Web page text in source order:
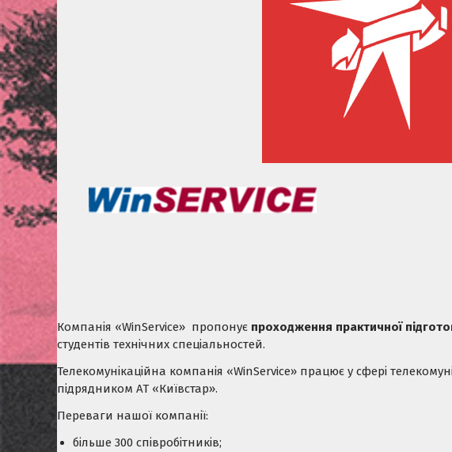
Компанія «WinService» пропонує проходження практичної
студентів технічних спеціальностей.
Телекомунікаційна компанія «WinService» працює у сфері
підрядником АТ «Київстар».
Переваги нашої компанії:
більше 300 співробітників;